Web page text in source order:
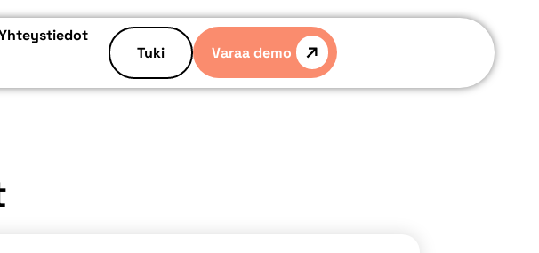
Tuki
Varaa demo